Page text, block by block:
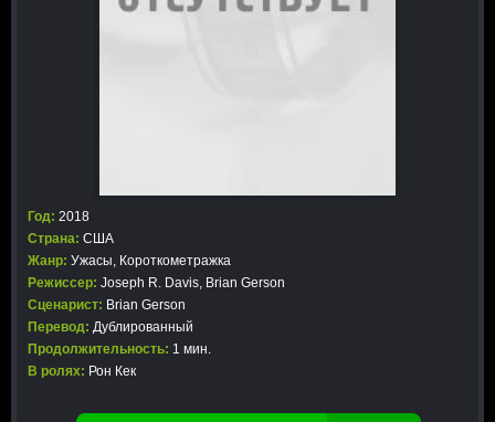
Год: 2018
Страна: США
Жанр: Ужасы, Короткометражка
Режиссер: Joseph R. Davis, Brian Gerson
Сценарист: Brian Gerson
Перевод: Дублированный
Продолжительность: 1 мин.
В ролях: Рон Кек